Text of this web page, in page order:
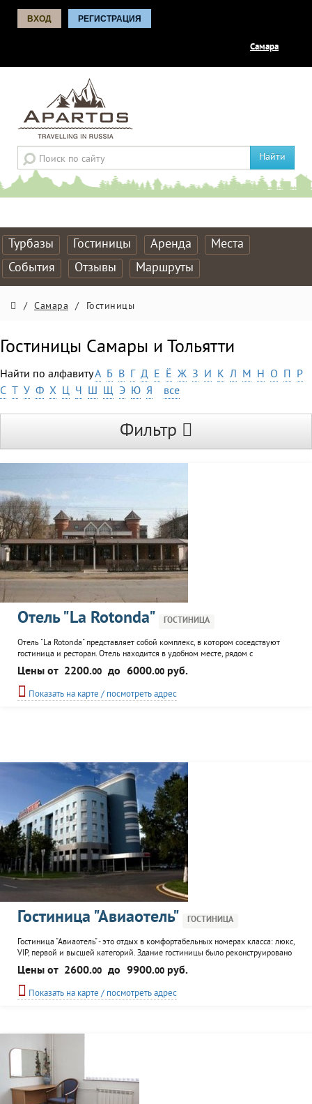
ВХОД РЕГИСТРАЦИЯ
Самара
Найти
Турбазы Гостиницы Аренда
Места
События
Отзывы Маршруты
/ Самара / Гостиницы
Гостиницы Самары и Тольятти
Найти по алфавитуА Б В Г Д Е Ё Ж З И К Л М Н О П Р
С Т У Ф Х Ц Ч Ш Щ Э Ю Я все
Фильтр
Отель "La Rotonda" ГОСТИНИЦА
Отель "La Rotonda" представляет собой комплекс, в котором соседствуют
гостиница и ресторан. Отель находится в удобном месте, рядом с
автовокзалом. Представлены комфортабельные номера для проживания. К
услугам гостей: бассейн, сауна, конференц-зал, пиццерия, кафе, бильярд,
экскурсионное сопровождение.
Цены от 2200.00 до 6000.00 руб.
Показать на карте / посмотреть адрес
Гостиница "Авиаотель" ГОСТИНИЦА
Гостиница "Авиаотель" - это отдых в комфортабельных номерах класса: люкс,
VIP, первой и высшей категорий. Здание гостиницы было реконструировано
в 2008 году. В номерах выдержан интерьер в классическом стиле,
прекрасно сочетающий в себе функциональность и высокий уровнем
комфорта. Посетители гостиницы могут воспользоваться услугами:
конференц-зала, тренажерного зала, салона красоты...
Цены от 2600.00 до 9900.00 руб.
Показать на карте / посмотреть адрес